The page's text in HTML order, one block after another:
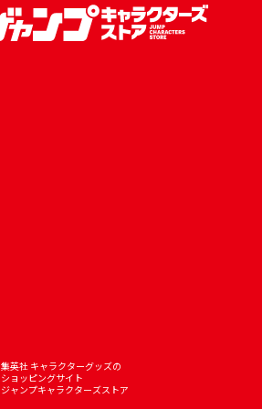
集英社 キャラクターグッズの
ショッピングサイト
ジャンプキャラクターズストア